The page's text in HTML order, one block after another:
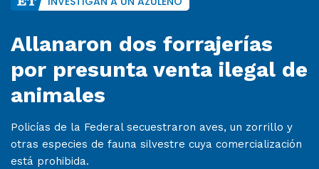
Allanaron dos forrajerías
por presunta venta ilegal de
animales
Policías de la Federal secuestraron aves, un zorrillo y
otras especies de fauna silvestre cuya comercialización
está prohibida.